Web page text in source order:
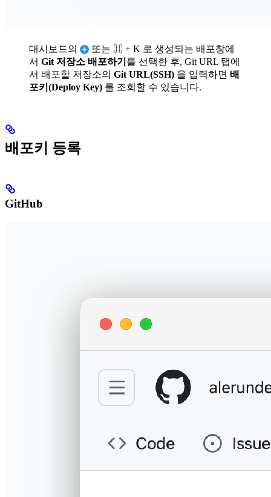
대시보드의 또는 ⌘ + K 로 생성되는 배포창에
서 Git 저장소 배포하기 를 선택한 후, Git URL 탭에
서 배포할 저장소의 Git URL(SSH) 을 입력하면 배
포키(Deploy Key) 를 조회할 수 있습니다.
배포키 등록
GitHub